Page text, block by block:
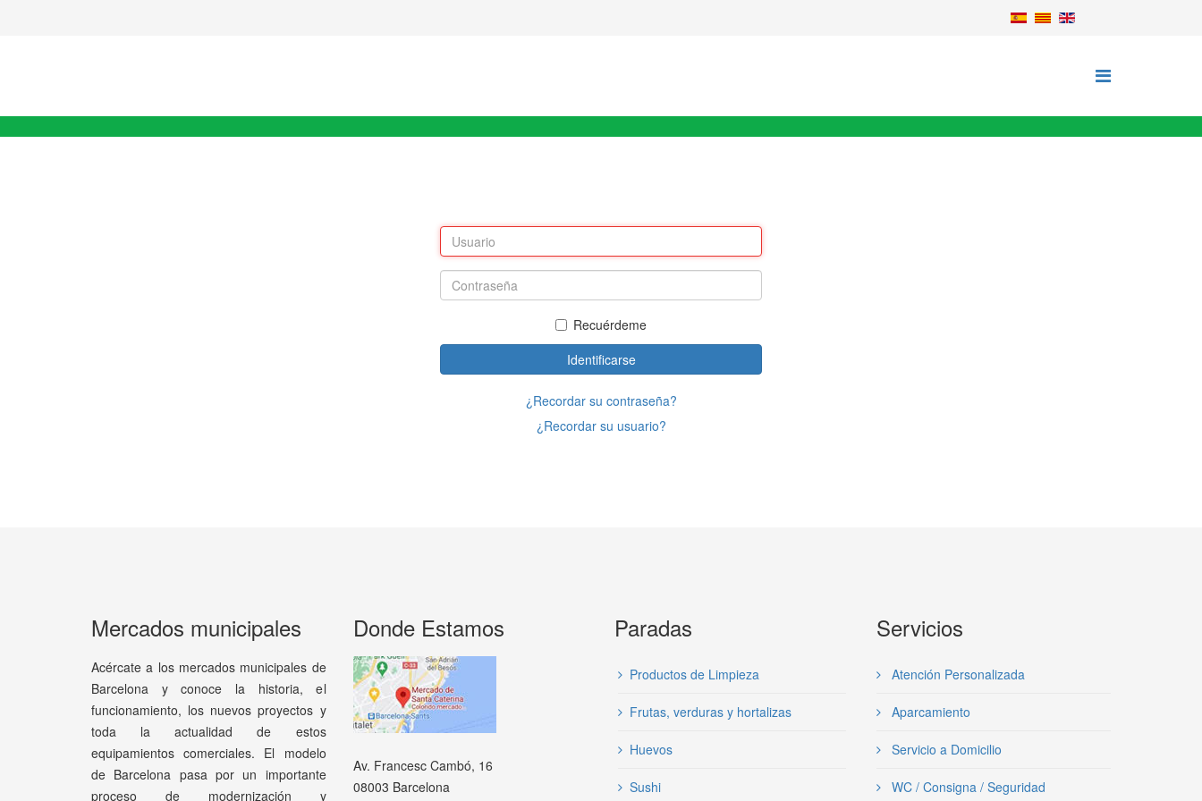
Recuérdeme
Identificarse
¿Recordar su contraseña?
¿Recordar su usuario?
Mercados municipales
Acércate a los mercados municipales de
Barcelona y conoce la historia, el
funcionamiento, los nuevos proyectos y
toda la actualidad de estos
equipamientos comerciales. El modelo
de Barcelona pasa por un importante
proceso de modernización y
Donde Estamos
Av. Francesc Cambó, 16
08003 Barcelona
Paradas
Productos de Limpieza
Frutas, verduras y hortalizas
Huevos
Sushi
Servicios
Atención Personalizada
Aparcamiento
Servicio a Domicilio
WC / Consigna / Seguridad